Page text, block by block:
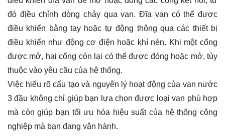
đó điều chỉnh dòng chảy qua van. Đĩa van có thể được
điều khiển bằng tay hoặc tự động thông qua các thiết bị
điều khiển như động cơ điện hoặc khí nén. Khi một cổng
được mở, hai cổng còn lại có thể được đóng hoặc mở, tùy
thuộc vào yêu cầu của hệ thống.
Việc hiểu rõ cấu tạo và nguyên lý hoạt động của van nước
3 đầu không chỉ giúp bạn lựa chọn được loại van phù hợp
mà còn giúp bạn tối ưu hóa hiệu suất của hệ thống công
nghiệp mà bạn đang vận hành.